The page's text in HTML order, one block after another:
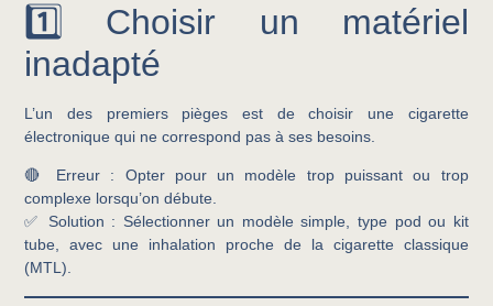
1️⃣ Choisir un matériel
inadapté
L’un des premiers pièges est de choisir une cigarette
électronique qui ne correspond pas à ses besoins.
🔴 Erreur : Opter pour un modèle trop puissant ou trop
complexe lorsqu’on débute.
✅ Solution : Sélectionner un modèle simple, type pod ou kit
tube, avec une inhalation proche de la cigarette classique
(MTL).